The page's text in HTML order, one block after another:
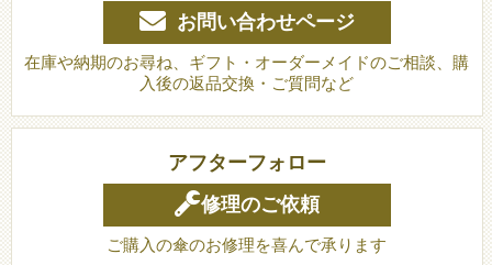
お問い合わせページ
在庫や納期のお尋ね、ギフト・オーダーメイドのご相談、購
入後の返品交換・ご質問など
アフターフォロー
修理のご依頼
ご購入の傘のお修理を喜んで承ります